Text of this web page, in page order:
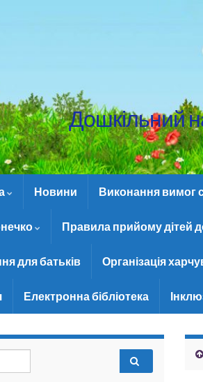
Дошкільний
Новини Виконання вимог
Правила прийому дітей
для батьків Організація
Електронна бібліотека